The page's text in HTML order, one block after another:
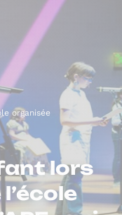
organisée
lors